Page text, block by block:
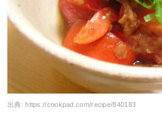
出典:https://cookpad.com/recipe/840183